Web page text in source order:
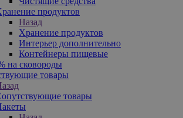
продуктов
Назад
Хранение продуктов
Интерьер дополнительно
Контейнеры пищевые
на сковороды
товары
товары